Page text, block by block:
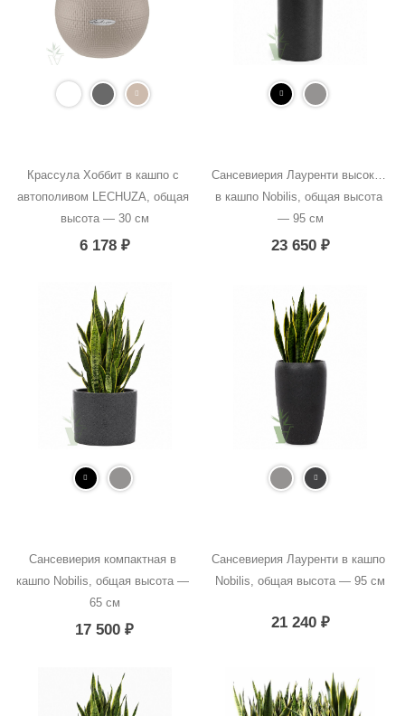
Крассула Хоббит в кашпо с
автополивом LECHUZA, общая
высота — 30 см
6 178 ₽
Сансевиерия Лауренти высокая
в кашпо Nobilis, общая высота
— 95 см
23 650 ₽
Сансевиерия компактная в
кашпо Nobilis, общая высота —
65 см
17 500₽
Сансевиерия Лауренти в кашпо
Nobilis, общая высота — 95 см
21 240 ₽